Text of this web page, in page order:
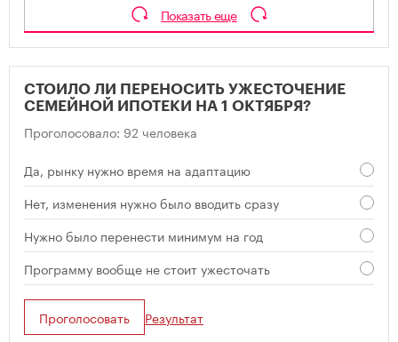
Показать еще
СТОИЛО ЛИ ПЕРЕНОСИТЬ УЖЕСТОЧЕНИЕ
СЕМЕЙНОЙ ИПОТЕКИ НА 1 ОКТЯБРЯ?
Проголосовало: 92 человека
Да, рынку нужно время на адаптацию
Нет, изменения нужно было вводить сразу
Нужно было перенести минимум на год
Программу вообще не стоит ужесточать
Проголосовать Результат